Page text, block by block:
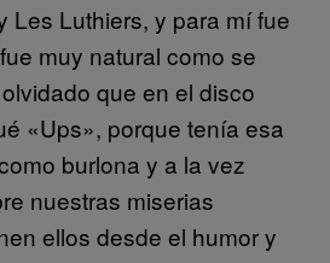
Les Luthiers, y para mí fue
muy natural como se
que en el disco
«Ups», porque tenía esa
burlona y a la vez
nuestras miserias
ellos desde el humor y